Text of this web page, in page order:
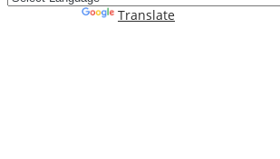
Translate